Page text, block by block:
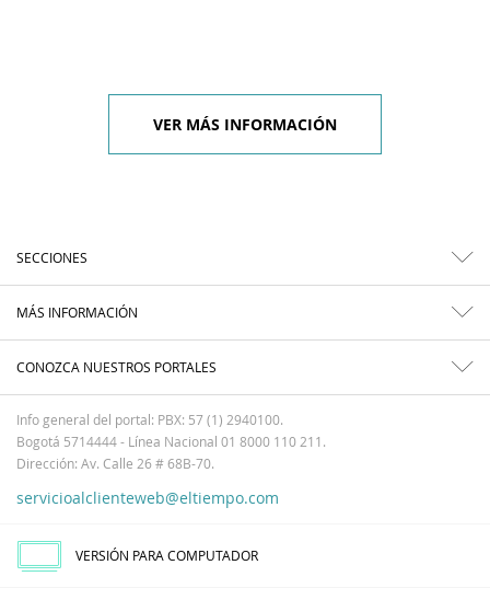
VER MÁS INFORMACIÓN
SECCIONES
MÁS INFORMACIÓN
CONOZCA NUESTROS PORTALES
Info general del portal: PBX: 57 (1) 2940100.
Bogotá 5714444 - Línea Nacional 01 8000 110 211.
Dirección: Av. Calle 26 # 68B-70.
servicioalclienteweb@eltiempo.com
VERSIÓN PARA COMPUTADOR